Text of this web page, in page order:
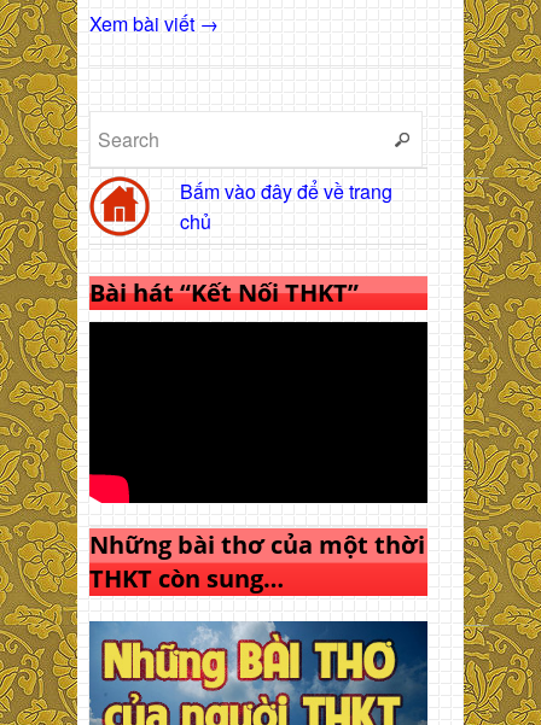
Xem bài viết →
Bấm vào đây để về trang
chủ
Bài hát “Kết Nối THKT”
Những bài thơ của một thời
THKT còn sung…